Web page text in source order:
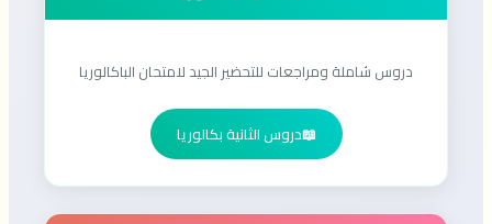
دروس شاملة ومراجعات للتحضير الجيد لامتحان الباكالوريا
📖دروس الثانية بكالوريا